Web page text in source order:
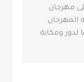
مهرجان
المهرجان
منها لدور ومكانة